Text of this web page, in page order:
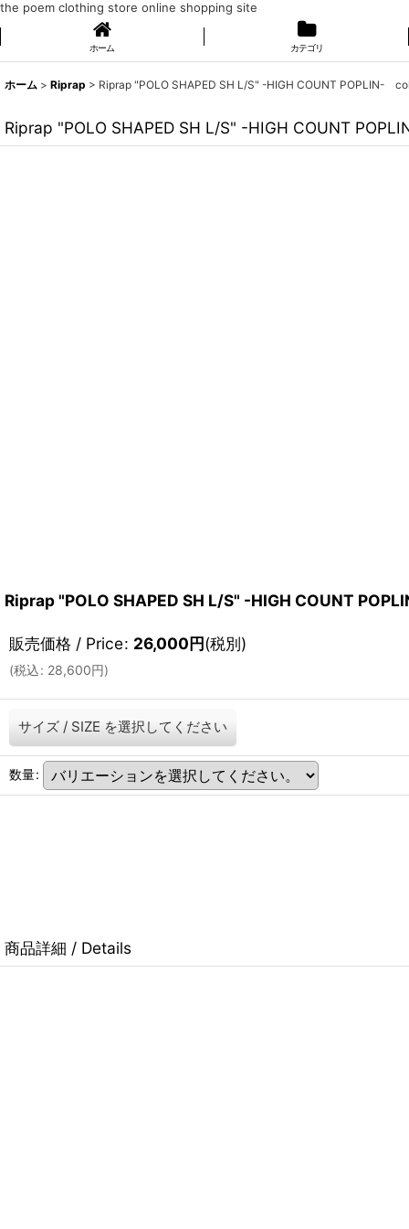
the poem clothing store online shopping site
ホーム カテゴリ
ホーム > Riprap > Riprap "POLO SHAPED SH L/S" -HIGH COUNT POPLIN-
Riprap "POLO SHAPED SH L/S" -HIGH COUNT
Riprap "POLO SHAPED SH L/S" -HIGH COUNT
販売価格 / Price: 26,000円(税別)
(税込: 28,600円)
サイズ / SIZE を選択してください
数量:
商品詳細 / Details